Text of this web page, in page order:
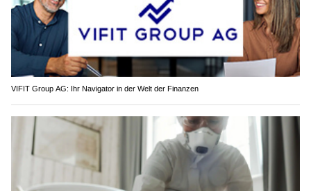
VIFIT Group AG: Ihr Navigator in der Welt der Finanzen